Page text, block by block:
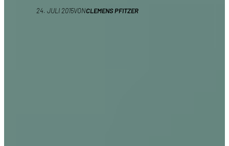
24. JULI 2015VONCLEMENS PFITZER